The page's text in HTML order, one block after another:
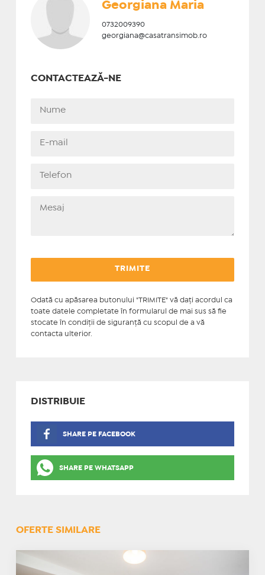
Georgiana Maria
0732009390
georgiana@casatransimob.ro
CONTACTEAZĂ-NE
Odată cu apăsarea butonului "TRIMITE" vă daţi acordul ca
toate datele completate în formularul de mai sus să fie
stocate în condiţii de siguranţă cu scopul de a vă
contacta ulterior.
DISTRIBUIE
SHARE PE FACEBOOK
SHARE PE WHATSAPP
OFERTE SIMILARE